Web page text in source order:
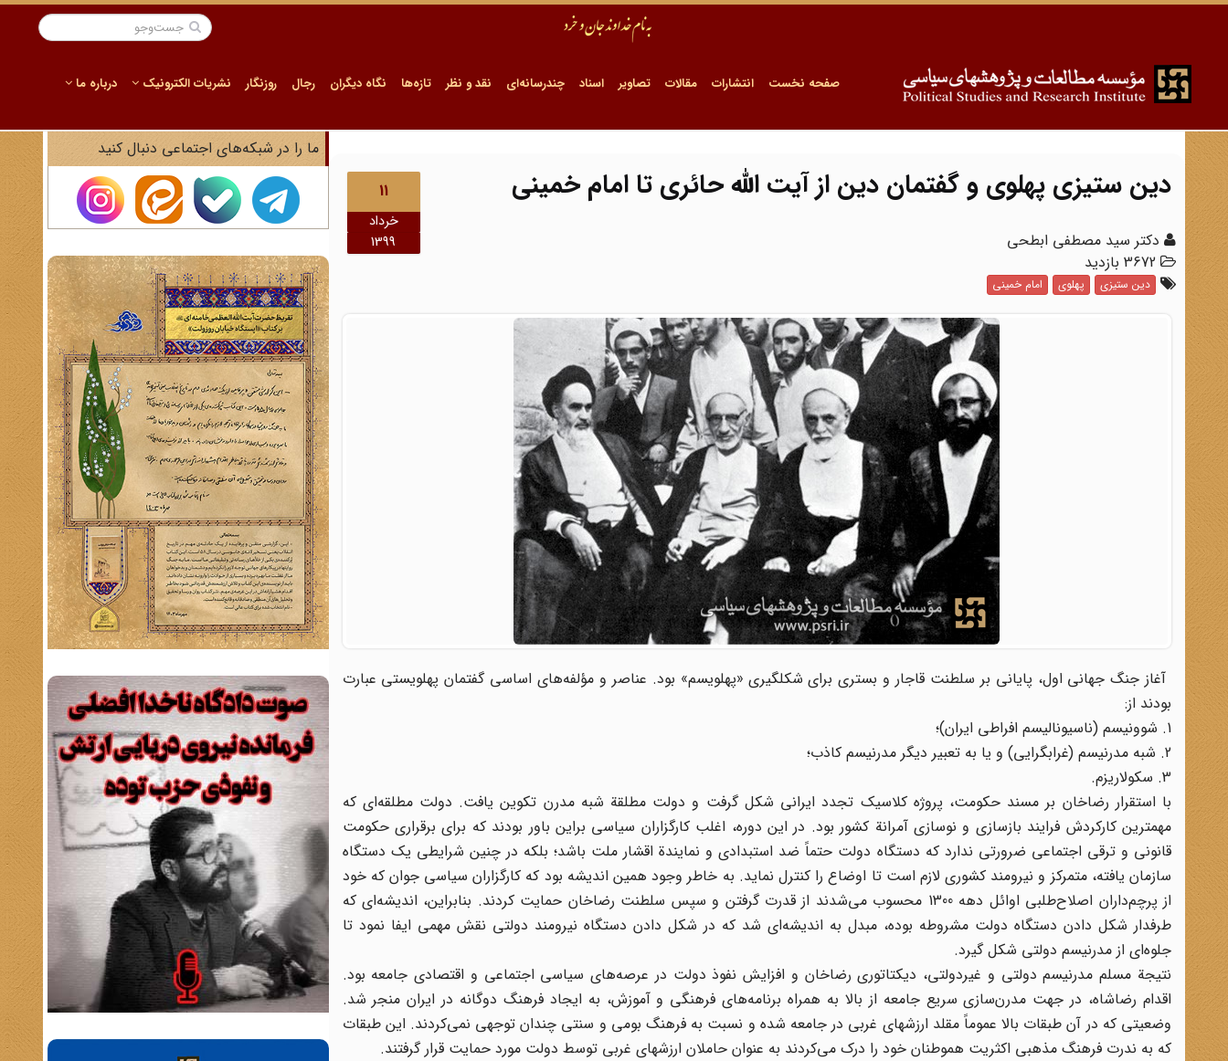
صفحه نخست انتشارات مقالات تصاویر اسناد چندرسانه‌ای نقد و نظر تازه‌ها نگاه دیگران رجال روزنگار نشریات الکترونیک درباره ما
11
خرداد
1399
دین‎ ستیزی پهلوی و گفتمان دین از آیت ‎الله حائری تا امام خمینی
دکتر سید مصطفی ابطحی
دین ستیزی پهلوی امام خمینی
آغاز جنگ جهانی اول، پایانی بر سلطنت قاجار و بستری برای شکل‎گیری «پهلویسم» بود. عناصر و مؤلفه‌های اساسی گفتمان پهلویستی عبارت
بودند از:
1. شوونیسم (ناسیونالیسم افراطی ایران)؛
2. شبه مدرنیسم (غرابگرایی) و یا به تعبیر دیگر مدرنیسم کاذب؛
3. سکولاریزم.
با استقرار رضاخان بر مسند حکومت، پروژه کلاسیک تجدد ایرانی شکل گرفت و دولت مطلقة شبه مدرن تکوین یافت. دولت مطلقه‌ای که
مهم‎ترین کار‌کردش فرایند بازسازی و نوسازی آمرانة کشور بود. در این دوره، اغلب کارگزاران سیاسی براین باور بودند که برای برقراری حکومت
قانونی و ترقی اجتماعی ضرورتی ندارد که دستگاه دولت حتماً ضد استبدادی و نمایندة اقشار ملت باشد؛ بلکه در چنین شرایطی یک دستگاه
سازمان یافته، متمرکز و نیرومند کشوری لازم است تا اوضاع را کنترل نماید. به خاطر وجود همین اندیشه بود که کارگزاران سیاسی جوان که خود
از پرچم‌داران اصلاح‌طلبی اوائل دهه 1300 محسوب می‌شدند از قدرت گرفتن و سپس سلطنت رضاخان حمایت کردند. بنابراین، اندیشه‌ای که
طرفدار شکل دادن دستگاه دولت مشروطه بوده، مبدل به اندیشه‌ای شد که در شکل دادن دستگاه نیرومند دولتی نقش مهمی ایفا نمود تا
جلوه‌ای از مدرنیسم دولتی شکل گیرد.
نتیجة مسلم مدرنیسم دولتی و غیردولتی، دیکتاتوری رضاخان و افزایش نفوذ دولت در عرصه‌های سیاسی اجتماعی و اقتصادی جامعه بود.
اقدام رضاشاه، در جهت مدرن‌سازی سریع جامعه از بالا به همراه برنامه‌های فرهنگی و آموزش، به ایجاد فرهنگ دوگانه در ایران منجر شد.
وضعیتی که در آن طبقات بالا عموماً مقلد ارزشهای غربی در جامعه شده و نسبت به فرهنگ بومی و سنتی چندان توجهی نمی‌کردند. این طبقات
که به ندرت فرهنگ مذهبی اکثریت هموطنان خود را درک می‌کردند به عنوان حاملان ارزشهای غربی توسط دولت مورد حمایت قرار گرفتند.
ما را در شبکه‌های اجتماعی دنبال کنید